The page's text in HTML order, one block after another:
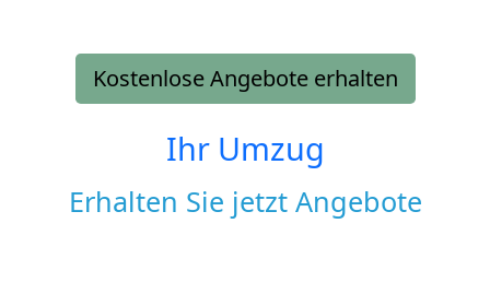
Kostenlose Angebote erhalten
Ihr Umzug
Erhalten Sie jetzt Angebote